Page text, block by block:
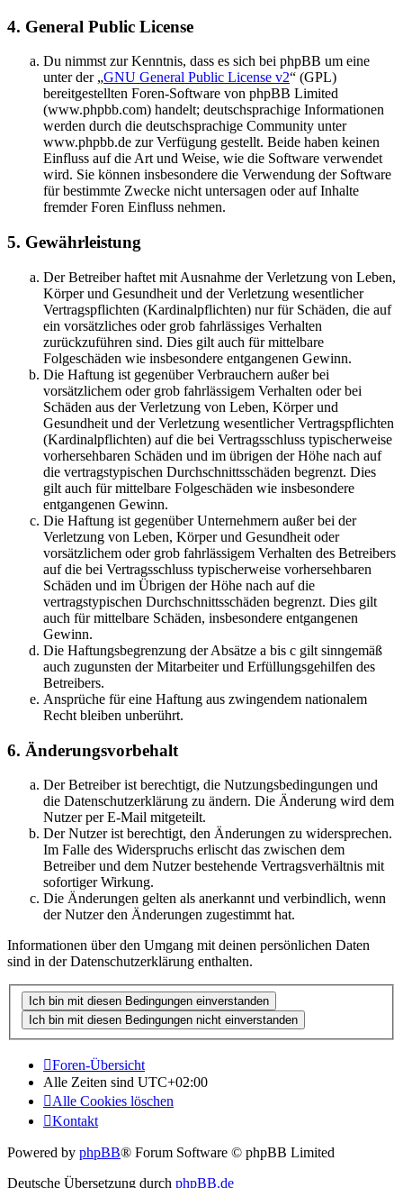
4. General Public License
Du nimmst zur Kenntnis, dass es sich bei phpBB um eine
unter der „GNU General Public License v2“ (GPL)
bereitgestellten Foren-Software von phpBB Limited
(www.phpbb.com) handelt; deutschsprachige Informationen
werden durch die deutschsprachige Community unter
www.phpbb.de zur Verfügung gestellt. Beide haben keinen
Einfluss auf die Art und Weise, wie die Software verwendet
wird. Sie können insbesondere die Verwendung der Software
für bestimmte Zwecke nicht untersagen oder auf Inhalte
fremder Foren Einfluss nehmen.
5. Gewährleistung
Der Betreiber haftet mit Ausnahme der Verletzung von Leben,
Körper und Gesundheit und der Verletzung wesentlicher
Vertragspflichten (Kardinalpflichten) nur für Schäden, die auf
ein vorsätzliches oder grob fahrlässiges Verhalten
zurückzuführen sind. Dies gilt auch für mittelbare
Folgeschäden wie insbesondere entgangenen Gewinn.
Die Haftung ist gegenüber Verbrauchern außer bei
vorsätzlichem oder grob fahrlässigem Verhalten oder bei
Schäden aus der Verletzung von Leben, Körper und
Gesundheit und der Verletzung wesentlicher Vertragspflichten
(Kardinalpflichten) auf die bei Vertragsschluss typischerweise
vorhersehbaren Schäden und im übrigen der Höhe nach auf
die vertragstypischen Durchschnittsschäden begrenzt. Dies
gilt auch für mittelbare Folgeschäden wie insbesondere
entgangenen Gewinn.
Die Haftung ist gegenüber Unternehmern außer bei der
Verletzung von Leben, Körper und Gesundheit oder
vorsätzlichem oder grob fahrlässigem Verhalten des Betreibers
auf die bei Vertragsschluss typischerweise vorhersehbaren
Schäden und im Übrigen der Höhe nach auf die
vertragstypischen Durchschnittsschäden begrenzt. Dies gilt
auch für mittelbare Schäden, insbesondere entgangenen
Gewinn.
Die Haftungsbegrenzung der Absätze a bis c gilt sinngemäß
auch zugunsten der Mitarbeiter und Erfüllungsgehilfen des
Betreibers.
Ansprüche für eine Haftung aus zwingendem nationalem
Recht bleiben unberührt.
6. Änderungsvorbehalt
Der Betreiber ist berechtigt, die Nutzungsbedingungen und
die Datenschutzerklärung zu ändern. Die Änderung wird dem
Nutzer per E-Mail mitgeteilt.
Der Nutzer ist berechtigt, den Änderungen zu widersprechen.
Im Falle des Widerspruchs erlischt das zwischen dem
Betreiber und dem Nutzer bestehende Vertragsverhältnis mit
sofortiger Wirkung.
Die Änderungen gelten als anerkannt und verbindlich, wenn
der Nutzer den Änderungen zugestimmt hat.
Informationen über den Umgang mit deinen persönlichen Daten
sind in der Datenschutzerklärung enthalten.
Foren-Übersicht
Alle Zeiten sind UTC+02:00
Alle Cookies löschen
Kontakt
Powered by phpBB® Forum Software © phpBB Limited
Deutsche Übersetzung durch phpBB.de